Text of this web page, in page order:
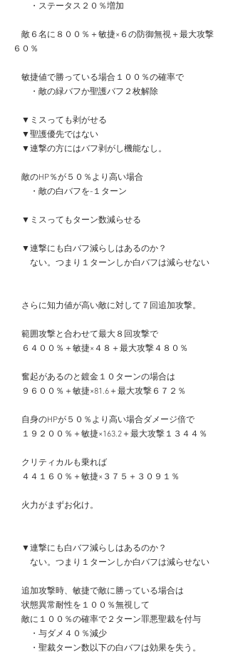
・ステータス２０％増加
敵６名に８００％＋敏捷×６の防御無視＋最大攻撃
６０％
敏捷値で勝っている場合１００％の確率で
・敵の緑バフか聖護バフ２枚解除
▼ミスっても剥がせる
▼聖護優先ではない
▼連撃の方にはバフ剥がし機能なし。
敵のHP％が５０％より高い場合
・敵の白バフを-１ターン
▼ミスってもターン数減らせる
▼連撃にも白バフ減らしはあるのか？
ない。つまり１ターンしか白バフは減らせない
さらに知力値が高い敵に対して７回追加攻撃。
範囲攻撃と合わせて最大８回攻撃で
６４００％＋敏捷×４８＋最大攻撃４８０％
奮起があるのと鍍金１０ターンの場合は
９６００％＋敏捷×81.6＋最大攻撃６７２％
自身のHPが５０％より高い場合ダメージ倍で
１９２００％＋敏捷×163.2＋最大攻撃１３４４％
クリティカルも乗れば
４４１６０％＋敏捷×３７５＋３０９１％
火力がまずお化け。
▼連撃にも白バフ減らしはあるのか？
ない。つまり１ターンしか白バフは減らせない
追加攻撃時、敏捷で敵に勝っている場合は
状態異常耐性を１００％無視して
敵に１００％の確率で２ターン罪悪聖裁を付与
・与ダメ４０％減少
・聖裁ターン数以下の白バフは効果を失う。